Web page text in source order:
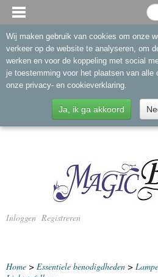
Inloggen Registreren
Home > Essentiele benodigdheden >
Wij maken gebruik van cookies om onze
verkeer op de website te analyseren, om
werken en voor de koppeling met social
je toestemming voor het plaatsen van
onze privacy- en cookieverklaring.
Ja, ik ga akkoord